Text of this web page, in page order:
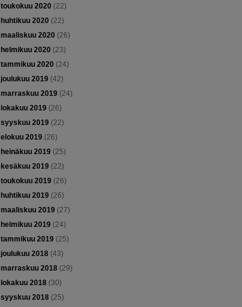
toukokuu 2020 (22)
huhtikuu 2020 (22)
maaliskuu 2020 (26)
helmikuu 2020 (23)
tammikuu 2020 (24)
joulukuu 2019(42)
marraskuu 2019(24)
lokakuu 2019(26)
syyskuu 2019(22)
elokuu 2019(26)
heinäkuu 2019(25)
kesäkuu 2019(22)
toukokuu 2019(26)
huhtikuu 2019(26)
maaliskuu 2019(27)
helmikuu 2019(24)
tammikuu 2019(25)
joulukuu 2018(43)
marraskuu 2018(29)
lokakuu 2018(30)
syyskuu 2018(25)